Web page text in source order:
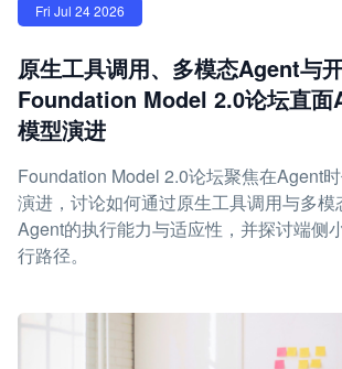
Fri Jul 24 2026
原生工具调用、多模态Agent与
Foundation Model 2.0论坛直面
模型演进
Foundation Model 2.0论坛聚焦在Agent
演进，讨论如何通过原生工具调用与多模
Agent的执行能力与适应性，并探讨端侧
行路径。